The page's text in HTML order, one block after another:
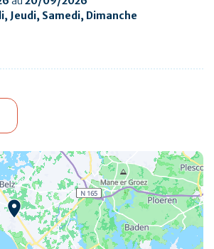
Jeudi, Samedi, Dimanche